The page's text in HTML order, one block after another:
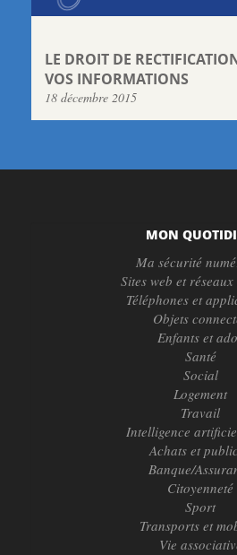
LE DROIT DE
VOS INFORMATIONS
18 décembre 2015
MON
Ma sécurité
Sites web et
Téléphones et
Objets
Enfants et
Santé
Social
Logement
Travail
Intelligence
Achats et
Banque/
Citoyenneté
Sport
Transports et
Vie